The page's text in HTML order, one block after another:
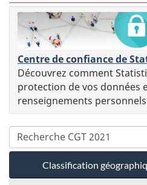
Centre de confiance de
Découvrez comment
protection de vos données
renseignements
Classification